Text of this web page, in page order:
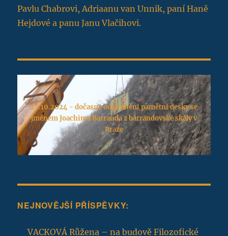
Pavlu Chabrovi, Adriaanu van Unnik, paní Haně
Hejdové a panu Janu Vlačihovi.
25.10.2024 - dočasné odstranění pamětní desky se
jménem Joachima Barranda z barrandovské skály v
Praze
NEJNOVĚJŠÍ PŘÍSPĚVKY:
VACKOVÁ Růžena – na budově Filozofické